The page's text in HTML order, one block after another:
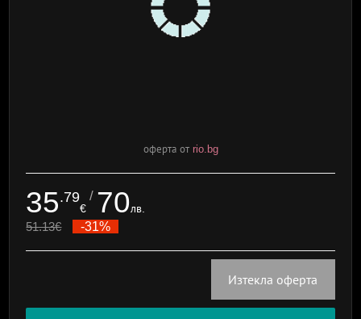
оферта от rio.bg
35.79
€
/ 70лв.
51.13€ -31%
Изтекла оферта